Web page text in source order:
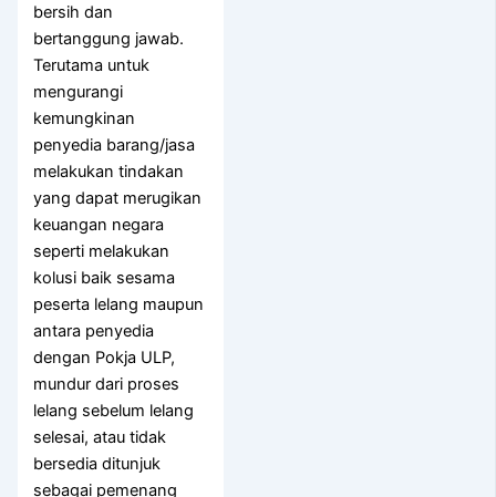
bersih dan
bertanggung jawab.
Terutama untuk
mengurangi
kemungkinan
penyedia barang/jasa
melakukan tindakan
yang dapat merugikan
keuangan negara
seperti melakukan
kolusi baik sesama
peserta lelang maupun
antara penyedia
dengan Pokja ULP,
mundur dari proses
lelang sebelum lelang
selesai, atau tidak
bersedia ditunjuk
sebagai pemenang